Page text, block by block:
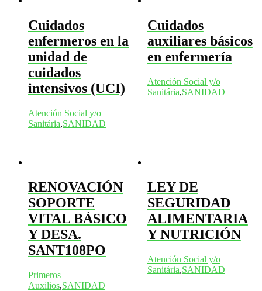
Cuidados
enfermeros en la
unidad de
cuidados
intensivos (UCI)
Atención Social y/o
Sanitária,SANIDAD
Cuidados
auxiliares básicos
en enfermería
Atención Social y/o
Sanitária,SANIDAD
RENOVACIÓN
SOPORTE
VITAL BÁSICO
Y DESA.
SANT108PO
Primeros
Auxilios,SANIDAD
LEY DE
SEGURIDAD
ALIMENTARIA
Y NUTRICIÓN
Atención Social y/o
Sanitária,SANIDAD